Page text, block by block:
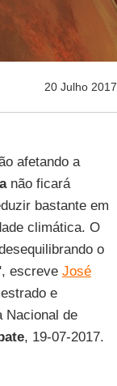
20 Julho 2017
afetando a
não ficará
bastante em
climática. O
o
escreve José
e
Nacional de
, 19-07-2017.